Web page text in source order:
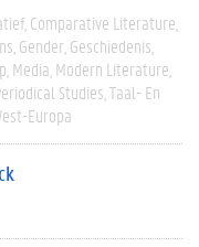
Comparative Literature
Gender Geschiedenis
Media Modern Literature
Studies Taal- En
Europa